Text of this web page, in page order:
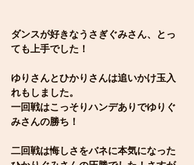
ダンスが好きなうさぎぐみさん、とっ
ても上手でした！
ゆりさんとひかりさんは追いかけ玉入
れもしました。
一回戦はこっそりハンデありでゆりぐ
みさんの勝ち！
二回戦は悔しさをバネに本気になった